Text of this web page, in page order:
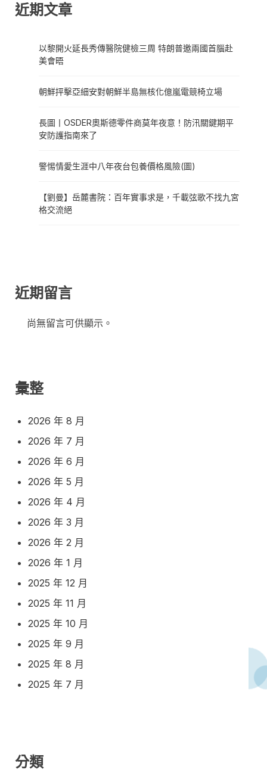
近期文章
以黎開火延長秀傳醫院健檢三周 特朗普邀兩國首腦赴
美會晤
朝鮮抨擊亞細安對朝鮮半島無核化億嵐電競椅立場
長圖丨OSDER奧斯德零件商莫年夜意！防汛關鍵期平
安防護指南來了
警惕情愛生涯中八年夜台包養價格風險(圖)
【劉曼】岳麓書院：百年實事求是，千載弦歌不找九宮
格交流絕
近期留言
尚無留言可供顯示。
彙整
2026 年 8 月
2026 年 7 月
2026 年 6 月
2026 年 5 月
2026 年 4 月
2026 年 3 月
2026 年 2 月
2026 年 1 月
2025 年 12 月
2025 年 11 月
2025 年 10 月
2025 年 9 月
2025 年 8 月
2025 年 7 月
分類